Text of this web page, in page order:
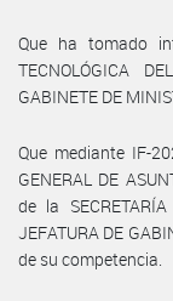
Que ha tomado
TECNOLÓGICA
GABINETE DE
Que mediante IF-
GENERAL DE
de la
JEFATURA DE
de su competencia.